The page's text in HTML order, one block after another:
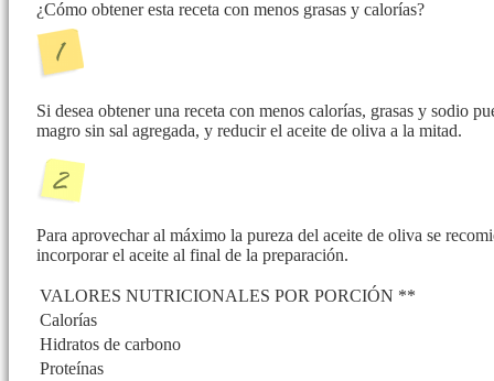
¿Cómo obtener esta receta con menos grasas y calorías?
Si desea obtener una receta con menos calorías, grasas y sodio
magro sin sal agregada, y reducir el aceite de oliva a la mitad.
Para aprovechar al máximo la pureza del aceite de oliva se
incorporar el aceite al final de la preparación.
VALORES NUTRICIONALES POR PORCIÓN **
Calorías
Hidratos de carbono
Proteínas